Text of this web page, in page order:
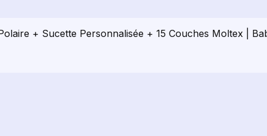
+ Sucette Personnalisée + 15 Couches Moltex |